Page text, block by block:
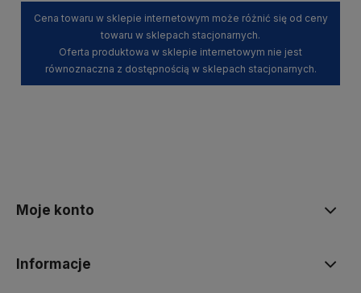
Cena towaru w sklepie internetowym może różnić się od ceny
towaru w sklepach stacjonarnych.
Oferta produktowa w sklepie internetowym nie jest
równoznaczna z dostępnością w sklepach stacjonarnych.
Moje konto
Informacje